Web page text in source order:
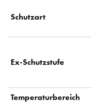
Schutzart
Ex-Schutzstufe
Temperaturbereich